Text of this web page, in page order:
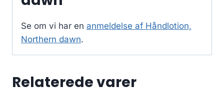
Se om vi har en anmeldelse af Håndlotion,
Northern dawn.
Relaterede varer